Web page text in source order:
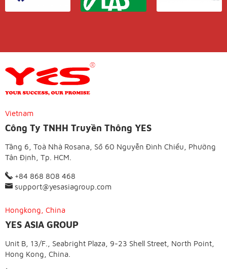
Vietnam
Công Ty TNHH Truyền Thông YES
Tầng 6, Toà Nhà Rosana, Số 60 Nguyễn Đình Chiểu, Phường
Tân Định, Tp. HCM.
+84 868 808 468
support@yesasiagroup.com
Hongkong, China
YES ASIA GROUP
Unit B, 13/F., Seabright Plaza, 9-23 Shell Street, North Point,
Hong Kong, China.